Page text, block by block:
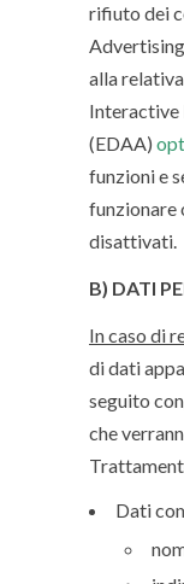
rifiuto dei
alla
Interactive
(EDAA)
funzioni e
funzionare
disattivati.
B) DATI
In caso di
di dati
seguito
che
Dati